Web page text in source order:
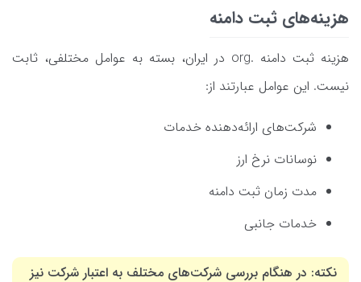
هزینه‌های ثبت دامنه
هزینه ثبت دامنه .org در ایران، بسته به عوامل مختلفی، ثابت
نیست. این عوامل عبارتند از:
شرکت‌های ارائه‌دهنده خدمات
نوسانات نرخ ارز
مدت زمان ثبت دامنه
خدمات جانبی
نکته: در هنگام بررسی شرکت‌های مختلف به اعتبار شرکت نیز